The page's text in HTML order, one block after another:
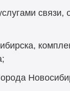
связи,